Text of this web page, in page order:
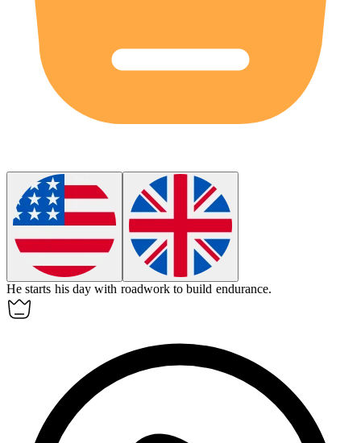
He starts his day with roadwork to build endurance.